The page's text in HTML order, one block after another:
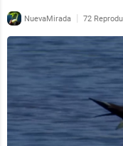
NuevaMirada | 72